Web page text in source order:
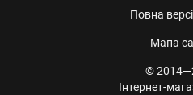
Повна
Мапа
©
Інтернет-